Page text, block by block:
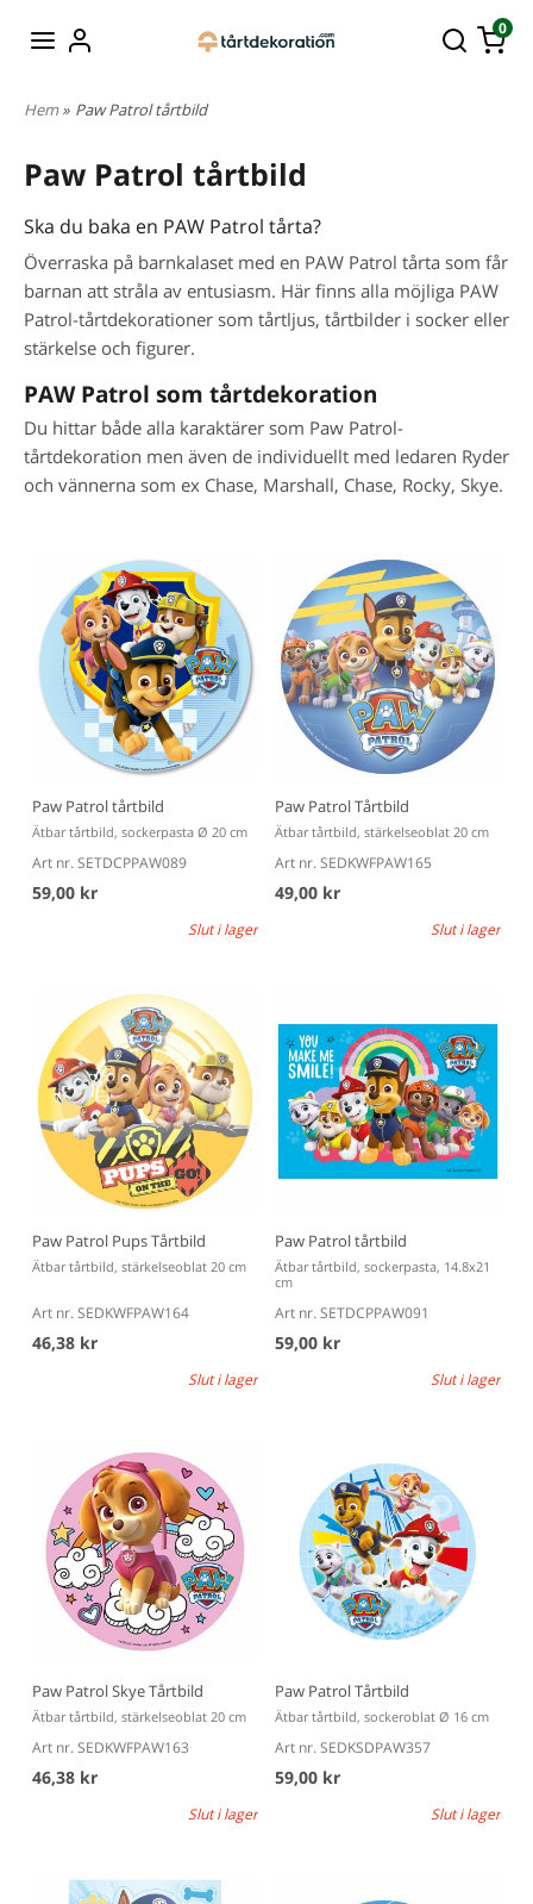
0
Hem» Paw Patrol tårtbild
Paw Patrol tårtbild
Ska du baka en PAW Patrol tårta?
Överraska på barnkalaset med en PAW Patrol tårta som får
barnan att stråla av entusiasm. Här finns alla möjliga PAW
Patrol-tårtdekorationer som tårtljus, tårtbilder i socker eller
stärkelse och figurer.
PAW Patrol som tårtdekoration
Du hittar både alla karaktärer som Paw Patrol-
tårtdekoration men även de individuellt med ledaren Ryder
och vännerna som ex Chase, Marshall, Chase, Rocky, Skye.
Paw Patrol tårtbild
Ätbar tårtbild, sockerpasta Ø 20 cm
Art nr. SETDCPPAW089
59,00 kr
Slut i lager
Paw Patrol Tårtbild
Ätbar tårtbild, stärkelseoblat 20 cm
Art nr. SEDKWFPAW165
49,00 kr
Slut i lager
Paw Patrol Pups Tårtbild
Ätbar tårtbild, stärkelseoblat 20 cm
Art nr. SEDKWFPAW164
46,38 kr
Slut i lager
Paw Patrol tårtbild
Ätbar tårtbild, sockerpasta, 14.8x21
cm
Art nr. SETDCPPAW091
59,00 kr
Slut i lager
Paw Patrol Skye Tårtbild
Ätbar tårtbild, stärkelseoblat 20 cm
Art nr. SEDKWFPAW163
46,38 kr
Slut i lager
Paw Patrol Tårtbild
Ätbar tårtbild, sockeroblat Ø 16 cm
Art nr. SEDKSDPAW357
59,00 kr
Slut i lager